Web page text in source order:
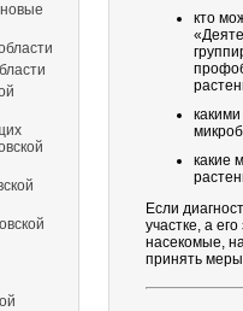
кто
какие
Если
участке, а
насекомые,
принять